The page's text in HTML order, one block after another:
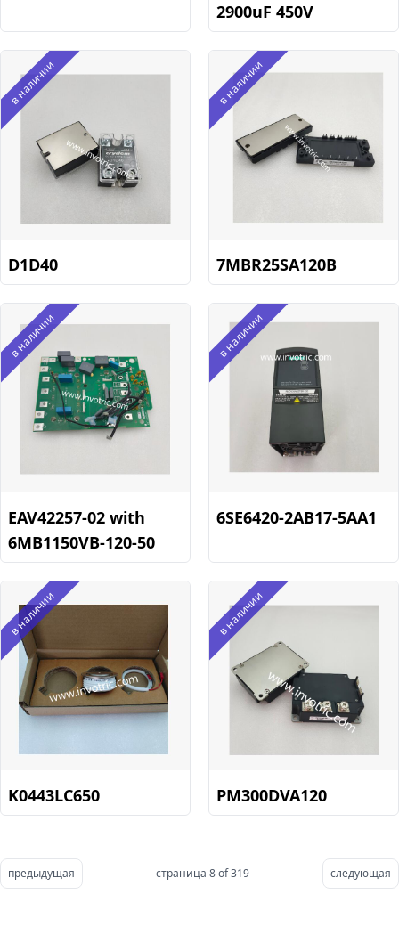
2900uF 450V
в наличии
D1D40
в наличии
7MBR25SA120B
в наличии
EAV42257-02 with
6MB1150VB-120-50
в наличии
6SE6420-2AB17-5AA1
в наличии
K0443LC650
в наличии
PM300DVA120
предыдущая страница 8 of 319 следующая